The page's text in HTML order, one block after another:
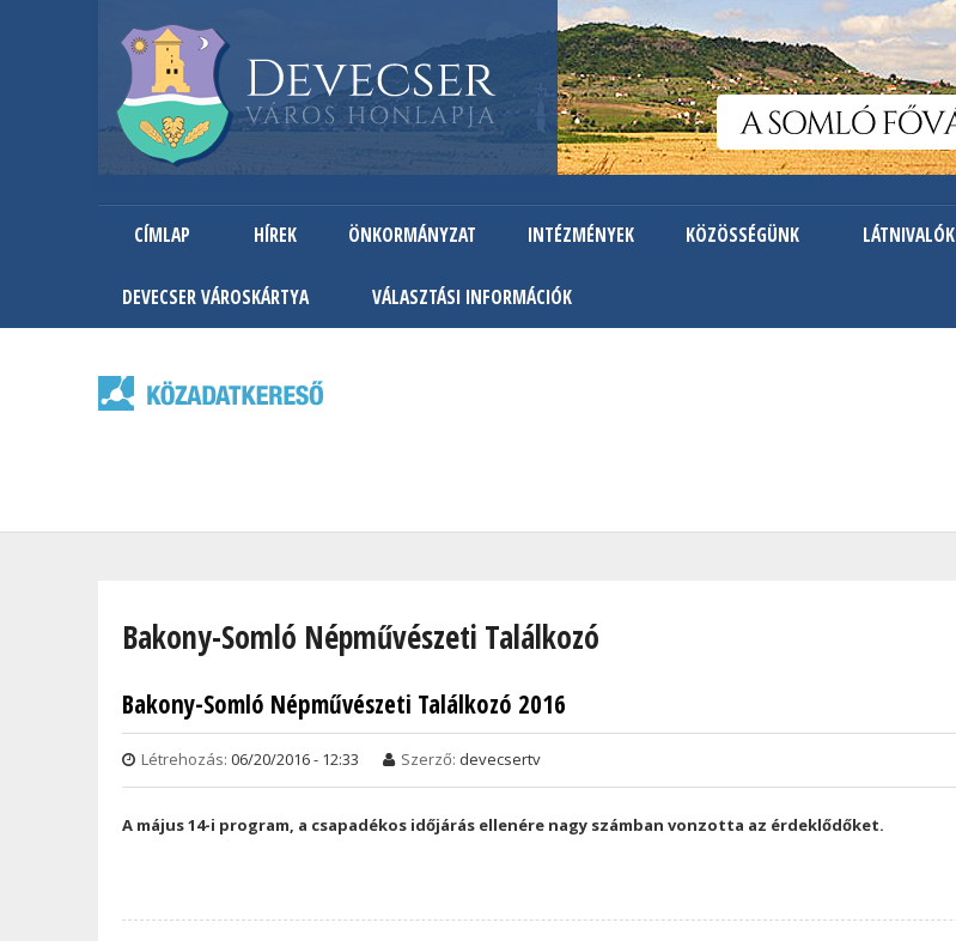
Ugrás
a
tartalomra
CÍMLAP HÍREK ÖNKORMÁNYZAT INTÉZMÉNYEK KÖZÖSSÉGÜNK LÁTNIVALÓK
DEVECSER VÁROSKÁRTYA VÁLASZTÁSI INFORMÁCIÓK
Bakony-Somló Népművészeti Találkozó
Bakony-Somló Népművészeti Találkozó 2016
Létrehozás: 06/20/2016 - 12:33 Szerző: devecsertv
A május 14-i program, a csapadékos időjárás ellenére nagy számban vonzotta az érdeklődőket.